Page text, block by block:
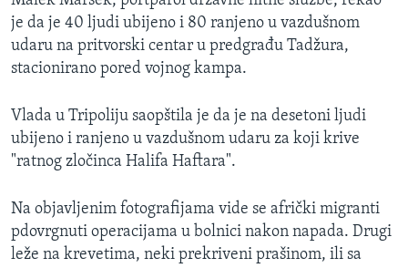
je da je 40 ljudi ubijeno i 80 ranjeno u vazdušnom
udaru na pritvorski centar u predgrađu Tadžura,
stacionirano pored vojnog kampa.
Vlada u Tripoliju saopštila je da je na desetoni ljudi
ubijeno i ranjeno u vazdušnom udaru za koji krive
"ratnog zločinca Halifa Haftara".
Na objavljenim fotografijama vide se afrički migranti
pdovrgnuti operacijama u bolnici nakon napada. Drugi
leže na krevetima, neki prekriveni prašinom, ili sa